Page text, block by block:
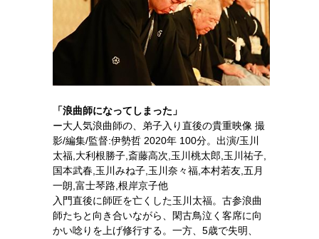
「浪曲師になってしまった」
ー大人気浪曲師の、弟子入り直後の貴重映像 撮
影/編集/監督:伊勢哲 2020年 100分。出演/玉川
太福,大利根勝子,斎藤高次,玉川桃太郎,玉川祐子,
国本武春,玉川みね子,玉川奈々福,本村若友,五月
一朗,富士琴路,根岸京子他
入門直後に師匠を亡くした玉川太福。古参浪曲
師たちと向き合いながら、閑古鳥泣く客席に向
かい唸りを上げ修行する。一方、5歳で失明、